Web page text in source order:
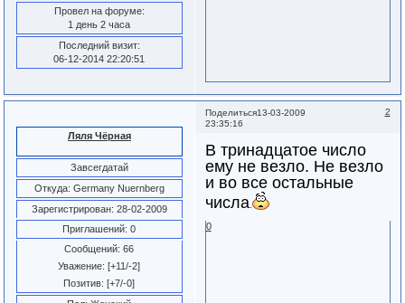
Провел на форуме:
1 день 2 часа
Последний визит:
06-12-2014 22:20:51
Поделиться 2
13-03-2009
23:35:16
Ляля Чёрная
Завсегдатай
Откуда: Germany Nuernberg
Зарегистрирован: 28-02-2009
Приглашений: 0
Сообщений: 66
Уважение: [+11/-2]
Позитив: [+7/-0]
В тринадцатое число
ему не везло. Не везло
и во все остальные
числа.
0